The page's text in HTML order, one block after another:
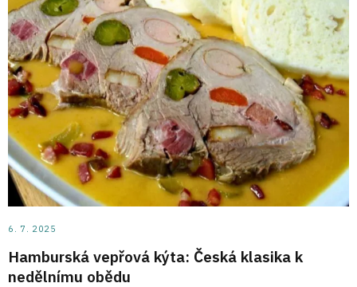
6. 7. 2025
Hamburská vepřová kýta: Česká klasika k
nedělnímu obědu